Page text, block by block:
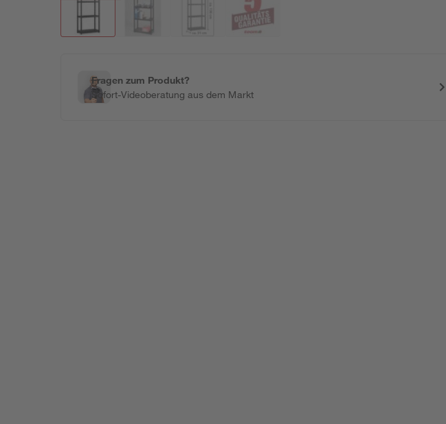
Fragen zum Produkt?
Sofort-Videoberatung aus dem Markt